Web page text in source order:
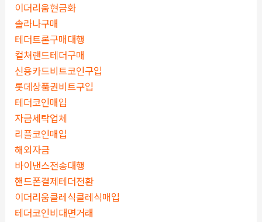
이더리움현금화
솔라나구매
테더트론구매대행
컬쳐랜드테더구매
신용카드비트코인구입
롯데상품권비트구입
테더코인매입
자금세탁업체
리플코인매입
해외자금
바이낸스전송대행
핸드폰결제테더전환
이더리움클레식클레식매입
테더코인비대면거래